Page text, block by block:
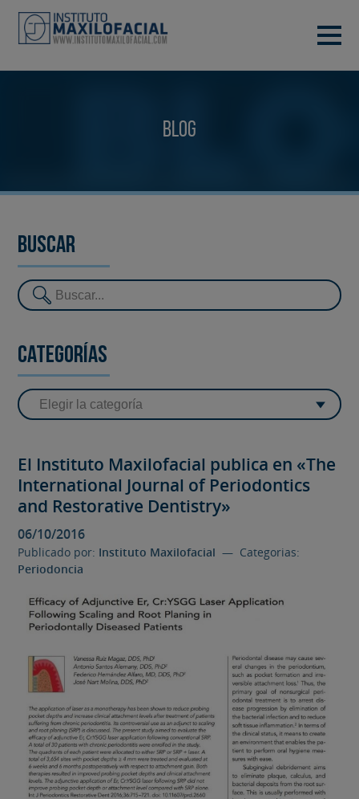
Blog
Buscar
Categorías
El Instituto Maxilofacial publica en «The
International Journal of Periodontics
and Restorative Dentistry»
06/10/2016
Publicado por: Instituto Maxilofacial — Categorias:
Periodoncia